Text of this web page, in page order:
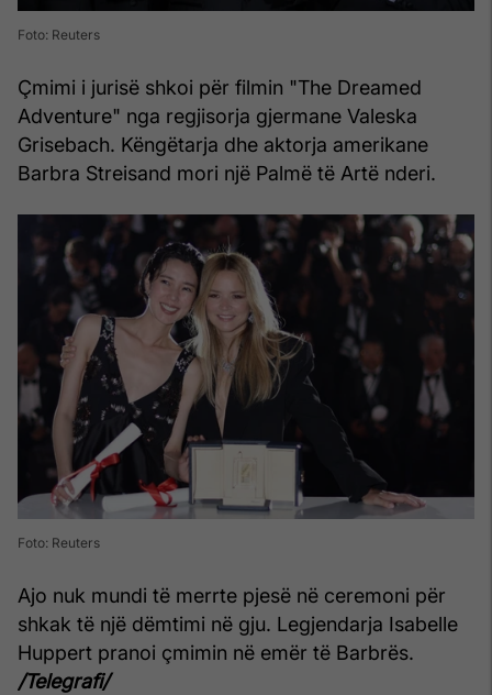
Foto: Reuters
Çmimi i jurisë shkoi për filmin "The Dreamed
Adventure" nga regjisorja gjermane Valeska
Grisebach. Këngëtarja dhe aktorja amerikane
Barbra Streisand mori një Palmë të Artë nderi.
Foto: Reuters
Ajo nuk mundi të merrte pjesë në ceremoni për
shkak të një dëmtimi në gju. Legjendarja Isabelle
Huppert pranoi çmimin në emër të Barbrës.
/Telegrafi/